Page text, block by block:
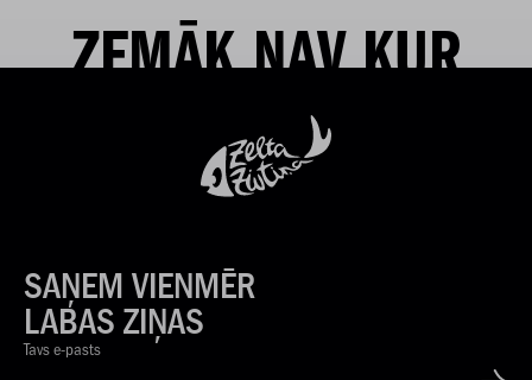
ZEMĀK NAV KUR
SAŅEM VIENMĒR
LABAS ZIŅAS
Tavs e-pasts